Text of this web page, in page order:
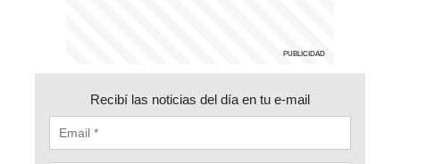
Recibí las noticias del día en tu e-mail